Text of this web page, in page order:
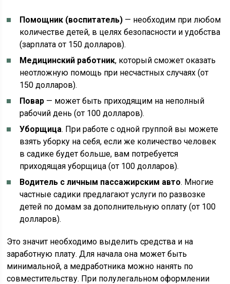
Помощник (воспитатель) — необходим при любом
количестве детей, в целях безопасности и удобства
(зарплата от 150 долларов).
Медицинский работник, который сможет оказать
неотложную помощь при несчастных случаях (от
150 долларов).
Повар — может быть приходящим на неполный
рабочий день (от 100 долларов).
Уборщица. При работе с одной группой вы можете
взять уборку на себя, если же количество человек
в садике будет больше, вам потребуется
приходящая уборщица (от 100 долларов).
Водитель с личным пассажирским авто. Многие
частные садики предлагают услуги по развозке
детей по домам за дополнительную оплату (от 100
долларов).
Это значит необходимо выделить средства и на
заработную плату. Для начала она может быть
минимальной, а медработника можно нанять по
совместительству. При полулегальном оформлении